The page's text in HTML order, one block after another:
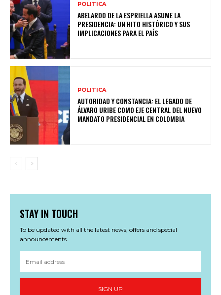
POLITICA
ABELARDO DE LA ESPRIELLA ASUME LA
PRESIDENCIA: UN HITO HISTÓRICO Y SUS
IMPLICACIONES PARA EL PAÍS
POLITICA
AUTORIDAD Y CONSTANCIA: EL LEGADO DE
ÁLVARO URIBE COMO EJE CENTRAL DEL NUEVO
MANDATO PRESIDENCIAL EN COLOMBIA
STAY IN TOUCH
To be updated with all the latest news, offers and special
announcements.
SIGN UP